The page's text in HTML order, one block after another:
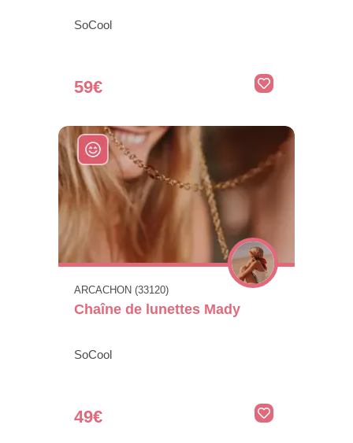
SoCool
59€
ARCACHON (33120)
Chaîne de lunettes Mady
SoCool
49€